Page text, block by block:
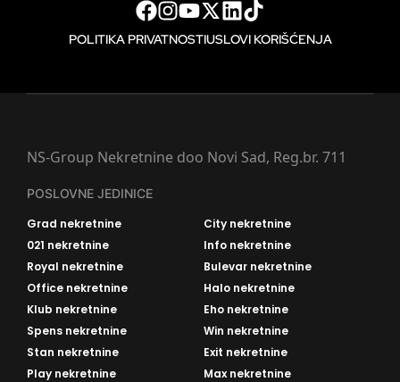
POLITIKA PRIVATNOSTIUSLOVI KORIŠĆENJA
NS-Group Nekretnine doo Novi Sad, Reg.br. 711
POSLOVNE JEDINICE
Grad nekretnine
City nekretnine
021 nekretnine
Info nekretnine
Royal nekretnine
Bulevar nekretnine
Office nekretnine
Halo nekretnine
Klub nekretnine
Eho nekretnine
Spens nekretnine
Win nekretnine
Stan nekretnine
Exit nekretnine
Play nekretnine
Max nekretnine